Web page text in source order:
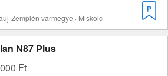
Zemplén vármegye · Miskolc
N87 Plus
Ft